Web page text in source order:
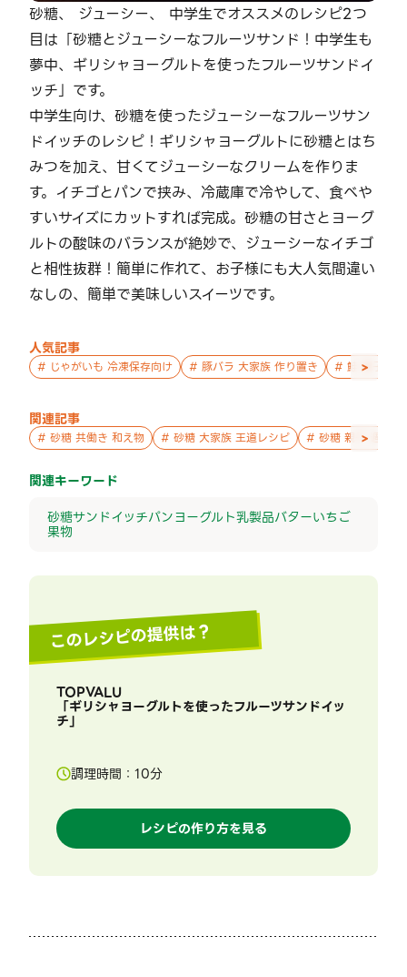
砂糖、 ジューシー、 中学生でオススメのレシピ2つ
目は「砂糖とジューシーなフルーツサンド！中学生も
夢中、ギリシャヨーグルトを使ったフルーツサンドイ
ッチ」です。
中学生向け、砂糖を使ったジューシーなフルーツサン
ドイッチのレシピ！ギリシャヨーグルトに砂糖とはち
みつを加え、甘くてジューシーなクリームを作りま
す。イチゴとパンで挟み、冷蔵庫で冷やして、食べや
すいサイズにカットすれば完成。砂糖の甘さとヨーグ
ルトの酸味のバランスが絶妙で、ジューシーなイチゴ
と相性抜群！簡単に作れて、お子様にも大人気間違い
なしの、簡単で美味しいスイーツです。
人気記事
# じゃがいも 冷凍保存向け # 豚バラ 大家族 作り置き # 鮭 親子 作
>
関連記事
# 砂糖 共働き 和え物 # 砂糖 大家族 王道レシピ # 砂糖 親子 週末の
>
関連キーワード
砂糖サンドイッチパンヨーグルト乳製品バターいちご
果物
このレシピの提供は？
TOPVALU
「ギリシャヨーグルトを使ったフルーツサンドイッ
チ」
調理時間： 10分
レシピの作り方を見る